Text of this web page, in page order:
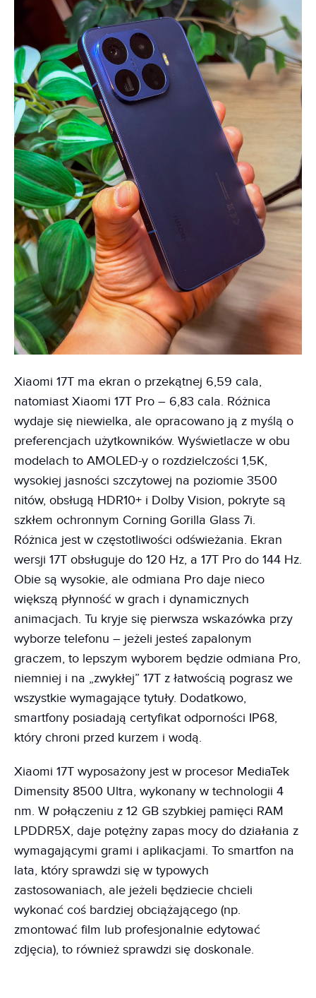
Xiaomi 17T ma ekran o przekątnej 6,59 cala,
natomiast Xiaomi 17T Pro – 6,83 cala. Różnica
wydaje się niewielka, ale opracowano ją z myślą o
preferencjach użytkowników. Wyświetlacze w obu
modelach to AMOLED-y o rozdzielczości 1,5K,
wysokiej jasności szczytowej na poziomie 3500
nitów, obsługą HDR10+ i Dolby Vision, pokryte są
szkłem ochronnym Corning Gorilla Glass 7i.
Różnica jest w częstotliwości odświeżania. Ekran
wersji 17T obsługuje do 120 Hz, a 17T Pro do 144 Hz.
Obie są wysokie, ale odmiana Pro daje nieco
większą płynność w grach i dynamicznych
animacjach. Tu kryje się pierwsza wskazówka przy
wyborze telefonu – jeżeli jesteś zapalonym
graczem, to lepszym wyborem będzie odmiana Pro,
niemniej i na „zwykłej” 17T z łatwością pograsz we
wszystkie wymagające tytuły. Dodatkowo,
smartfony posiadają certyfikat odporności IP68,
który chroni przed kurzem i wodą.
Xiaomi 17T wyposażony jest w procesor MediaTek
Dimensity 8500 Ultra, wykonany w technologii 4
nm. W połączeniu z 12 GB szybkiej pamięci RAM
LPDDR5X, daje potężny zapas mocy do działania z
wymagającymi grami i aplikacjami. To smartfon na
lata, który sprawdzi się w typowych
zastosowaniach, ale jeżeli będziecie chcieli
wykonać coś bardziej obciążającego (np.
zmontować film lub profesjonalnie edytować
zdjęcia), to również sprawdzi się doskonale.